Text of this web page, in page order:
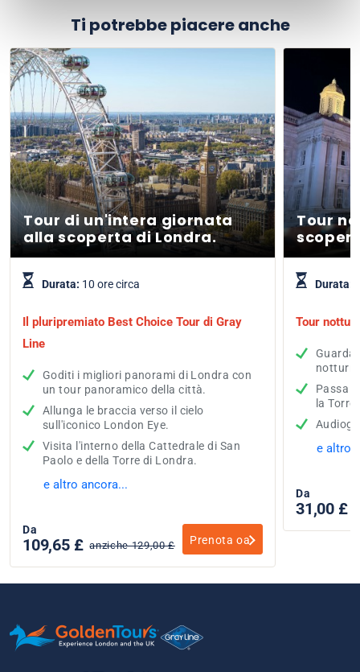
Ti potrebbe piacere anche
Tour di un'intera giornata
alla scoperta di Londra.
Durata: 10 ore circa
Il pluripremiato Best Choice Tour di Gray
Line
Goditi i migliori panorami di Londra con
un tour panoramico della città.
Allunga le braccia verso il cielo
sull'iconico London Eye.
Visita l'interno della Cattedrale di San
Paolo e della Torre di Londra.
e altro ancora...
Da
109,65 £ anziche 129,00 £ Prenota oa
Tour
Durata:
Tour
Guarda
Passa
la
e altro
Da
31,00 £